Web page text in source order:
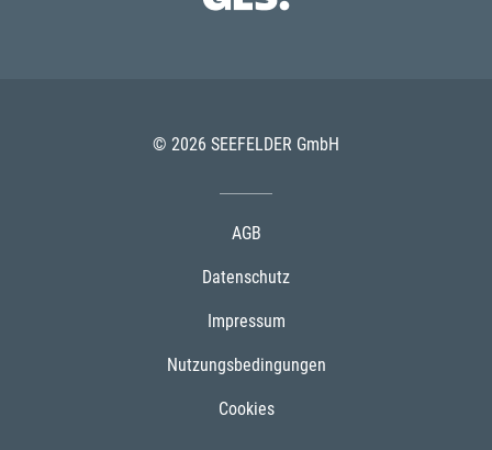
© 2026 SEEFELDER GmbH
AGB
Datenschutz
Impressum
Nutzungsbedingungen
Cookies